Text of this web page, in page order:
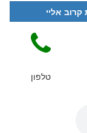
אליי
טלפון